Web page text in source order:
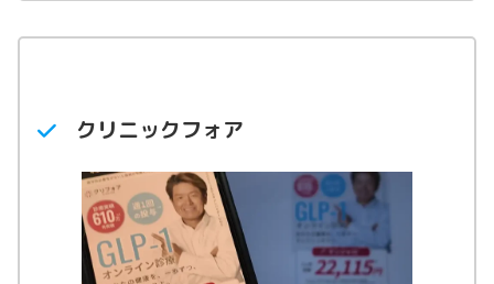
マンジャロ5.0mg 48,900円〜
クリニックフォア